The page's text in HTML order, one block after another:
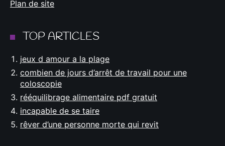
Plan de site
TOP ARTICLES
jeux d amour a la plage
combien de jours d’arrêt de travail pour une
coloscopie
rééquilibrage alimentaire pdf gratuit
incapable de se taire
rêver d’une personne morte qui revit